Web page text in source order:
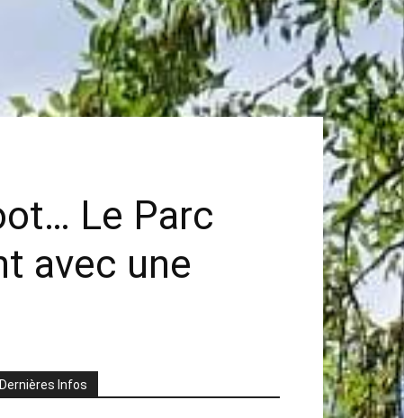
Le Parc
avec une
Dernières Infos